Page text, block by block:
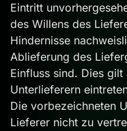
Eintritt
des Willens des
Hindernisse
Ablieferung des
Einfluss sind. Dies
Unterlieferern
Die vorbezeichneten
Lieferer nicht zu